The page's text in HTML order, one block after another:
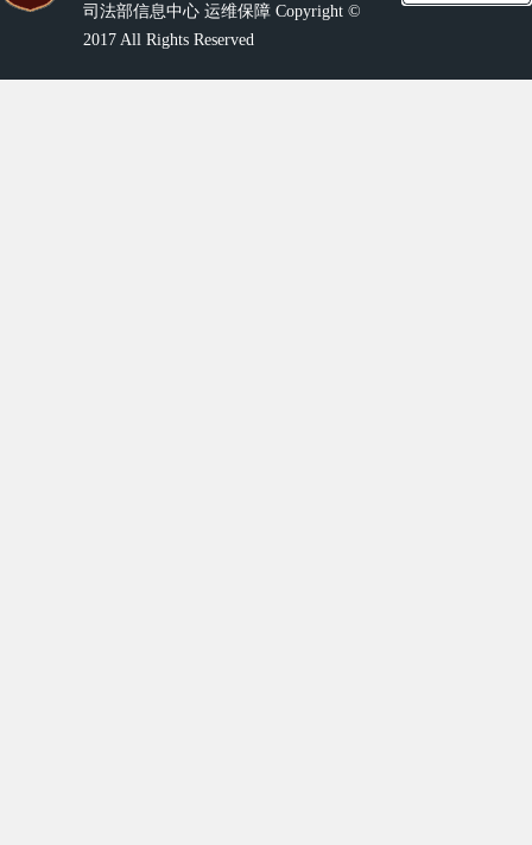
司法部信息中心 运维保障 Copyright ©
2017 All Rights Reserved